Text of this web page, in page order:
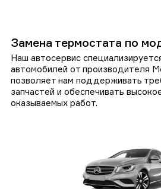
Замена термостата по
Наш автосервис
автомобилей от производителя
позволяет нам поддерживать
запчастей и обеспечивать
оказываемых работ.